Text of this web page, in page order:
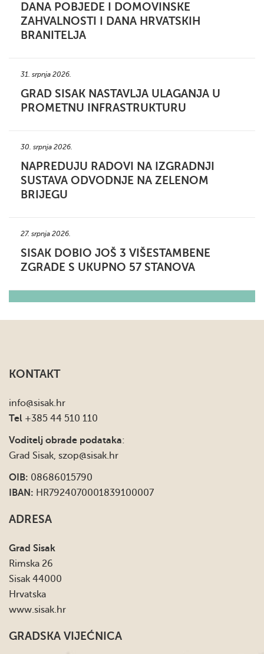
DANA POBJEDE I DOMOVINSKE
ZAHVALNOSTI I DANA HRVATSKIH
BRANITELJA
31. srpnja 2026.
GRAD SISAK NASTAVLJA ULAGANJA U
PROMETNU INFRASTRUKTURU
30. srpnja 2026.
NAPREDUJU RADOVI NA IZGRADNJI
SUSTAVA ODVODNJE NA ZELENOM
BRIJEGU
27. srpnja 2026.
SISAK DOBIO JOŠ 3 VIŠESTAMBENE
ZGRADE S UKUPNO 57 STANOVA
KONTAKT
info@sisak.hr
Tel +385 44 510 110
Voditelj obrade podataka:
Grad Sisak, szop@sisak.hr
OIB: 08686015790
IBAN: HR7924070001839100007
ADRESA
Grad Sisak
Rimska 26
Sisak 44000
Hrvatska
www.sisak.hr
GRADSKA VIJEĆNICA